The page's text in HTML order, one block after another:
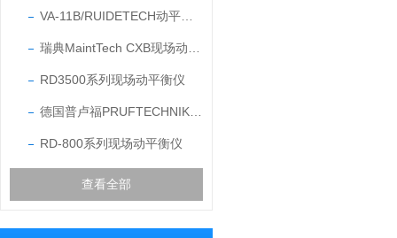
RD3500系列现场动平衡仪
RD-800系列现场动平衡仪
查看全部